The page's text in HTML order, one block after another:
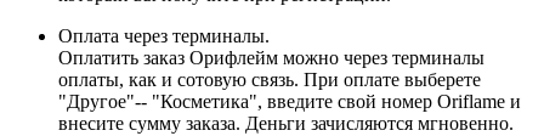
Оплата через терминалы.
Оплатить заказ Орифлейм можно через терминалы
оплаты, как и сотовую связь. При оплате выберете
"Другое"-- "Косметика", введите свой номер Oriflame и
внесите сумму заказа. Деньги зачисляются мгновенно.